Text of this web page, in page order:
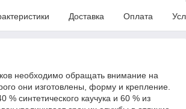
Доставка Оплата
необходимо обращать внимание на
они изготовлены, форму и крепление.
% синтетического каучука и 60 % из